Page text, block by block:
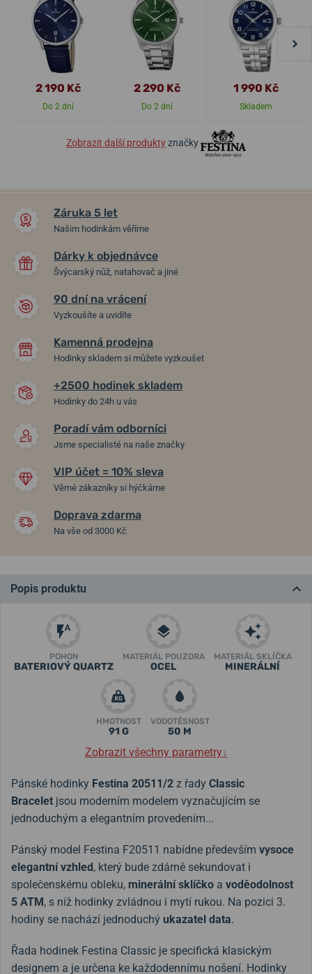
2 190 Kč
Do 2 dní
2 290 Kč
Do 2 dní
1 990 Kč
Skladem
Zobrazit další produktyznačky
Záruka 5 let
Našim hodinkám věříme
Dárky k objednávce
Švýcarský nůž, natahovač a jiné
90 dní na vrácení
Vyzkoušíte a uvidíte
Kamenná prodejna
Hodinky skladem si můžete vyzkoušet
+2500 hodinek skladem
Hodinky do 24h u vás
Poradí vám odborníci
Jsme specialisté na naše značky
VIP účet = 10% sleva
Věrné zákazníky si hýčkáme
Doprava zdarma
Na vše od 3000 Kč
Popis produktu
POHON
BATERIOVÝ QUARTZ
MATERIÁL POUZDRA
OCEL
MATERIÁL SKLÍČKA
MINERÁLNÍ
HMOTNOST
91 G
VODOTĚSNOST
50 M
Zobrazit všechny parametry↓
Pánské hodinky Festina 20511/2 z řady Classic
Bracelet jsou moderním modelem vyznačujícím se
jednoduchým a elegantním provedením...
Pánský model Festina F20511 nabídne především vysoce
elegantní vzhled, který bude zdárně sekundovat i
společenskému obleku, minerální sklíčko a voděodolnost
5 ATM, s níž hodinky zvládnou i mytí rukou. Na pozici 3.
hodiny se nachází jednoduchý ukazatel data.
Řada hodinek Festina Classic je specifická klasickým
designem a je určena ke každodennímu nošení. Hodinky